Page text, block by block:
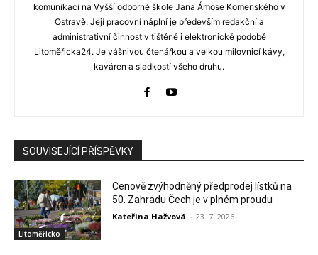
komunikaci na Vyšší odborné škole Jana Ámose Komenského v
Ostravě. Její pracovní náplní je především redakční a
administrativní činnost v tištěné i elektronické podobě
Litoměřicka24. Je vášnivou čtenářkou a velkou milovnicí kávy,
kaváren a sladkostí všeho druhu.
SOUVISEJÍCÍ PŘÍSPĚVKY
Litoměřicko
Cenově zvýhodněný předprodej lístků na
50. Zahradu Čech je v plném proudu
Kateřina Hažvová - 23. 7. 2026